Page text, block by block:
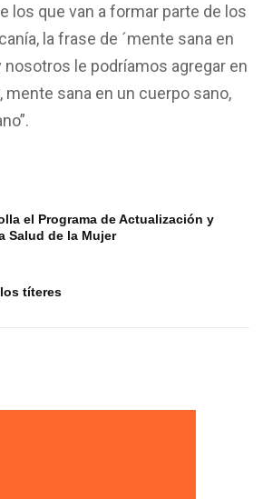
los que van a formar parte de los
la frase de ´mente sana en
nosotros le podríamos agregar en
mente sana en un cuerpo sano,
el Programa de Actualización y
Salud de la Mujer
títeres